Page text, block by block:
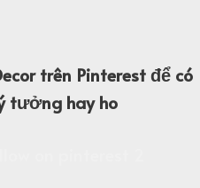
trên Pinterest để có
tưởng hay ho